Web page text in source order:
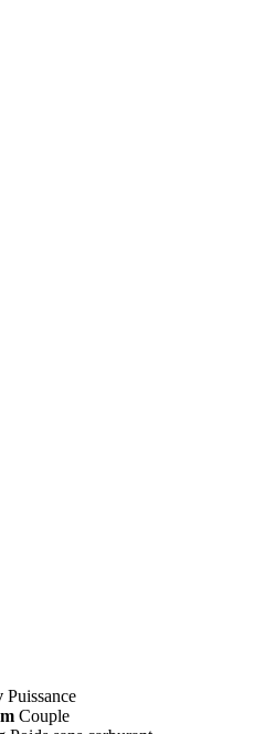
Puissance
Couple